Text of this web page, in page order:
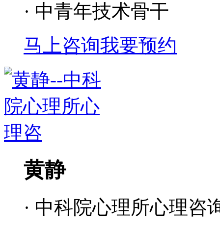
· 中青年技术骨干
马上咨询我要预约
黄静
· 中科院心理所心理咨